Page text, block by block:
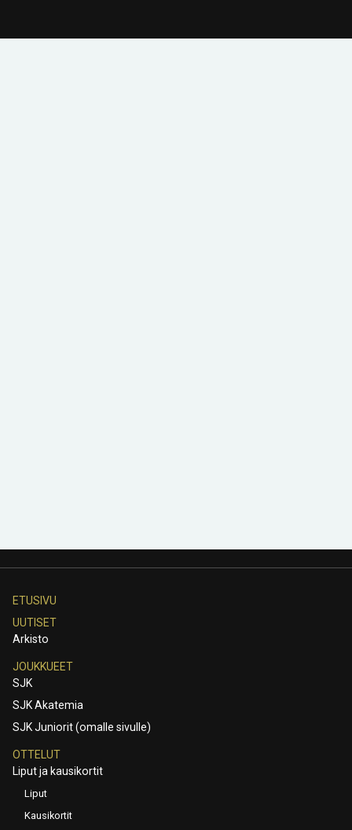
ETUSIVU
UUTISET
Arkisto
JOUKKUEET
SJK
SJK Akatemia
SJK Juniorit (omalle sivulle)
OTTELUT
Liput ja kausikortit
Liput
Kausikortit